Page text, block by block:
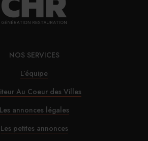
ne pas alourdir la fiscalité des
TPE
30/07/2026
son premier hôtel à Paris
29/07/2026
Paris Le Grand : Christophe
NOS SERVICES
L’équipe
Au Coeur des Villes
Les annonces légales
Les petites annonces